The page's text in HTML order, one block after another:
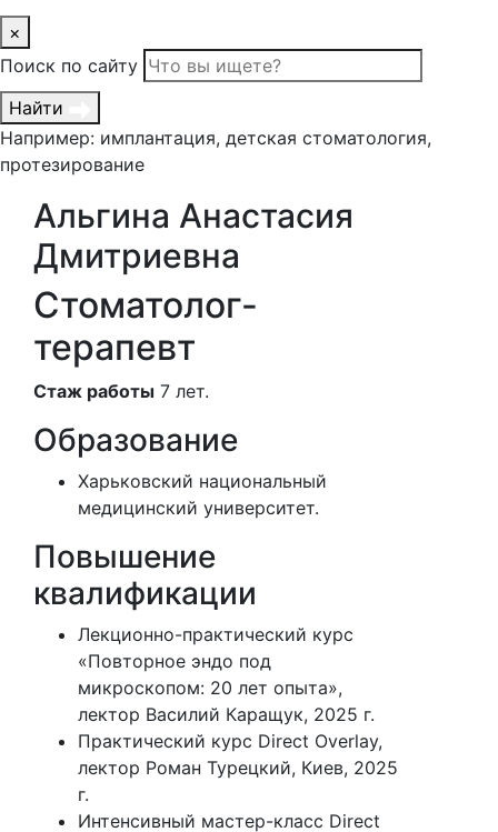
×
Поиск по сайту
Найти
Например: имплантация, детская стоматология,
протезирование
Альгина Анастасия
Дмитриевна
Стоматолог-
терапевт
Стаж работы 7 лет.
Образование
Харьковский национальный
медицинский университет.
Повышение
квалификации
Лекционно-практический курс
«Повторное эндо под
микроскопом: 20 лет опыта»,
лектор Василий Каращук, 2025 г.
Практический курс Direct Overlay,
лектор Роман Турецкий, Киев, 2025
г.
Интенсивный мастер-класс Direct